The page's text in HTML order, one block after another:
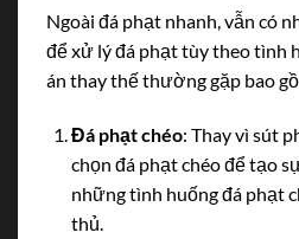
Ngoài đá phạt nhanh, vẫn có
để xử lý đá phạt tùy theo tình
án thay thế thường gặp bao
Đá phạt chéo: Thay vì sút
chọn đá phạt chéo để tạo
những tình huống đá phạt
thủ.